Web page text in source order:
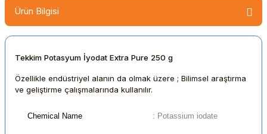
Ürün Bilgisi
Tekkim Potasyum İyodat Extra Pure 250 g
Özellikle endüstriyel alanın da olmak üzere ; Bilimsel araştırma
ve geliştirme çalışmalarında kullanılır.
Chemical Name : Potassium iodate